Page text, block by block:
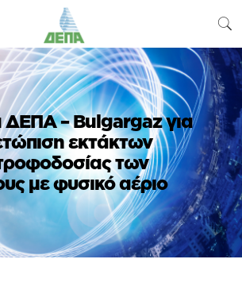
– Bulgargaz για
εκτάκτων
των
με φυσικό αέριο